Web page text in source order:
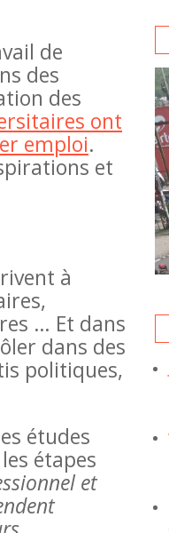
de
des
des
ont
emploi.
et
à
… Et dans
dans des
politiques,
études
étapes
et
des
le genre, la
Rose Kahambu
dans l’application de ces